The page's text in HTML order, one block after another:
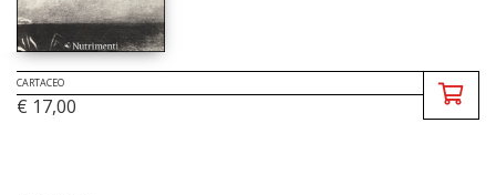
CARTACEO
€ 17,00